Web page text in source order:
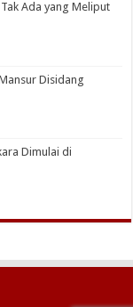
Ada yang Meliput
Disidang
Dimulai di